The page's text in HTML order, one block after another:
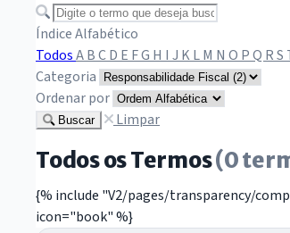
Buscar termo
Índice Alfabético
TodosABCD E FG H I J KLM N O PQ RS
Categoria
Ordenar por
Buscar Limpar
Todos os Termos(0
{% include "V2/pages/transparency/
icon="book" %}